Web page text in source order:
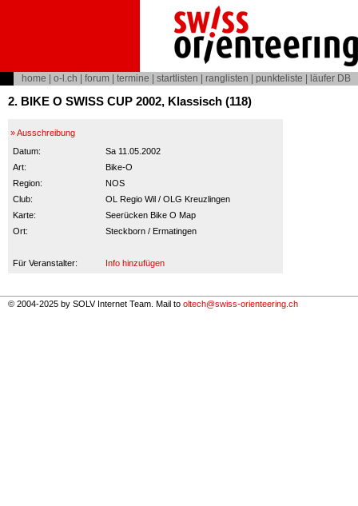
home o-l.ch forum termine startlisten ranglisten punkteliste läufer DB
2. BIKE O SWISS CUP 2002, Klassisch (118)
» Ausschreibung
Datum:
Sa 11.05.2002
Art:
Bike-O
Region:
NOS
Club:
OL Regio Wil / OLG Kreuzlingen
Karte:
Seerücken Bike O Map
Ort:
Steckborn / Ermatingen
Für Veranstalter: Info hinzufügen
© 2004-2025 by SOLV Internet Team. Mail to oltech@swiss-orienteering.ch